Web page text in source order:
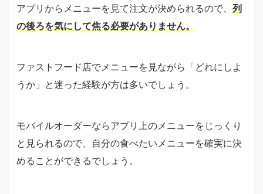
アプリからメニューを見て注文が決められるので、 列
の後ろを気にして焦る必要がありません。
ファストフード店でメニューを見ながら「どれにしよ
うか」と迷った経験が方は多いでしょう。
モバイルオーダーならアプリ上のメニューをじっくり
と見られるので、自分の食べたいメニューを確実に決
めることができるでしょう。